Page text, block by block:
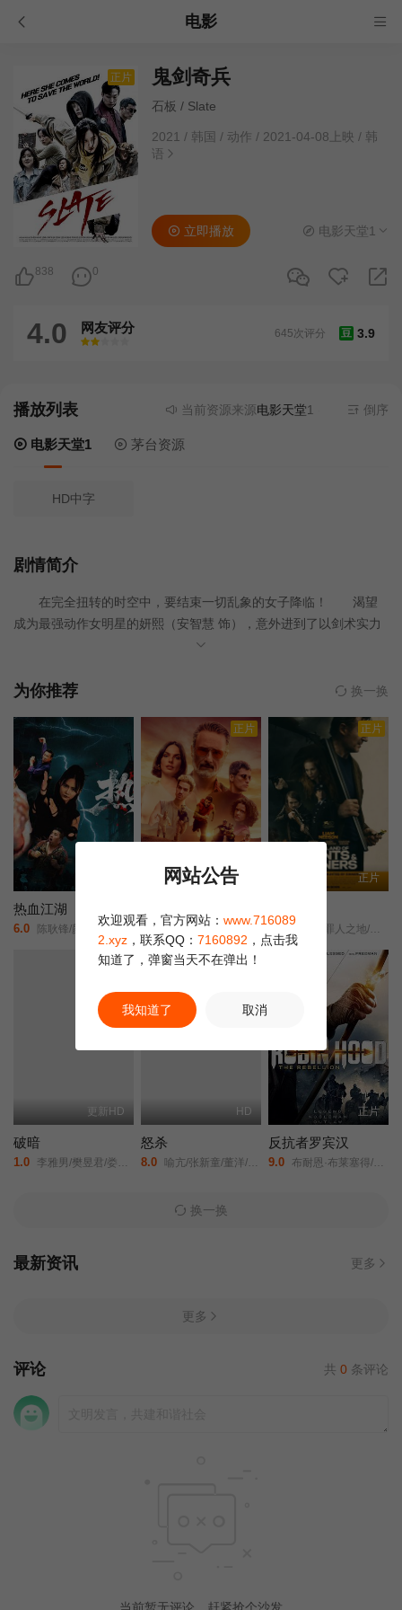
电影
正片 鬼剑奇兵
石板 / Slate
2021 / 韩国 / 动作 / 2021-04-08上映 / 韩
语
838 0
立即播放 电影天堂1
4.0 网友评分
很差
较差还行推荐力荐
豆 3.9
645次评分
播放列表 当前资源来源电影天堂1- 无需安装任何
倒序
电影天堂1 茅台资源
HD中字
剧情简介
在完全扭转的时空中，要结束一切乱象的女子降临！ 渴望
成为最强动作女明星的妍熙（安智慧 饰），意外进到了以剑术实力
左右性命的奇妙平行世界。妍熙在这个世界中为了正义而努力击退
握在手上的这把剑，竟唤醒自己真实的身分！？
为你推荐 换一换
热血江湖
6.0 陈耿锋/颜嫣/
正片
正片
1.0 Beast Race/
正片
正片
4.0 圣徒与罪人之地/在圣人和罪人的土地上/
正片
更新HD
破暗
1.0 李雅男/樊昱君/娄淇/蒋菲菲/
正片
HD
怒杀
8.0 喻亢/张新童/董洋/刘珂君/
正片
反抗者罗宾汉
9.0 布耐恩·布莱塞得/马丁·福特/克里斯蒂安·奈恩/
换一换
最新资讯 更多
更多
评论 共 0 条评论
当前暂无评论，赶紧抢个沙发
网站公告
欢迎观看，官方网站： www.716089
2.xyz ，联系QQ： 7160892 ，点击我
知道了，弹窗当天不在弹出！
我知道了 取消